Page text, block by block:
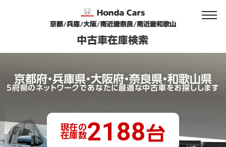
京都府・兵庫県・大阪府・奈良県・和歌山県
5府県のネットワークであなたに最適な中古車をお探しします
現在の
在庫数2188台